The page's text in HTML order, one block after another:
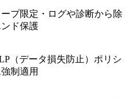
プ限定・ログや診断から除
ド保護
（データ損失防止）ポリシ
制適用